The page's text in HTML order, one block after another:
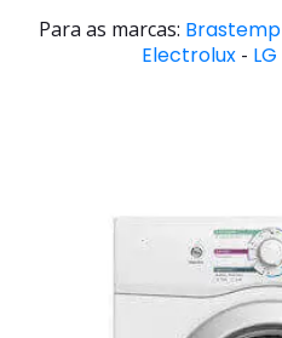
Para as marcas: Brastemp
Electrolux- LG